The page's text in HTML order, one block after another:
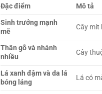
Đặc điểm
Mô tả
Sinh trưởng mạnh
mẽ
Cây mít
Thân gỗ và nhánh
nhiều
Cây
Lá xanh đậm và da lá
bóng láng
Lá có